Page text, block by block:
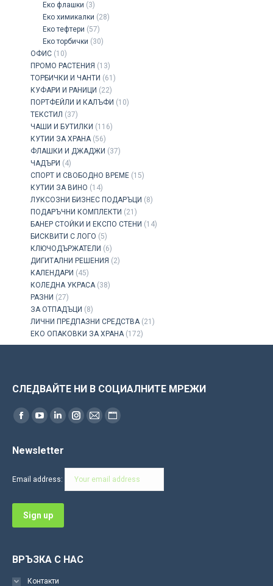
Еко флашки (3)
Eко химикалки (28)
Еко тефтери (57)
Еко торбички (30)
ОФИС (10)
ПРОМО РАСТЕНИЯ (13)
ТОРБИЧКИ И ЧАНТИ (61)
КУФАРИ И РАНИЦИ (22)
ПОРТФЕЙЛИ И КАЛЪФИ (10)
ТЕКСТИЛ (37)
ЧАШИ И БУТИЛКИ (116)
КУТИИ ЗА ХРАНА (56)
ФЛАШКИ И ДЖАДЖИ (37)
ЧАДЪРИ (4)
СПОРТ И СВОБОДНО ВРЕМЕ (15)
КУТИИ ЗА ВИНО (14)
ЛУКСОЗНИ БИЗНЕС ПОДАРЪЦИ (8)
ПОДАРЪЧНИ КОМПЛЕКТИ (21)
БАНЕР СТОЙКИ И ЕКСПО СТЕНИ (14)
БИСКВИТИ С ЛОГО (5)
КЛЮЧОДЪРЖАТЕЛИ (6)
ДИГИТАЛНИ РЕШЕНИЯ (2)
КАЛЕНДАРИ (45)
КОЛЕДНА УКРАСА (38)
РАЗНИ (27)
ЗА ОТПАДЪЦИ (8)
ЛИЧНИ ПРЕДПАЗНИ СРЕДСТВА (21)
ЕКО ОПАКОВКИ ЗА ХРАНА (172)
СЛЕДВАЙТЕ НИ В СОЦИАЛНИТЕ МРЕЖИ
Find us on:
Facebook
opens
window
YouTube
opens
window
Linkedin
opens
window
Instagram
in
Mail
in
Website
in
Newsletter
Email address:
ВРЪЗКА С НАС
Контакти